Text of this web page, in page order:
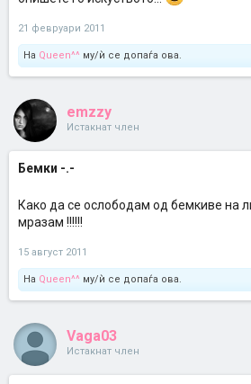
21 февруари 2011
На Queen^^ му/ѝ се допаѓа ова.
emzzy
Истакнат член
Бемки -.-
Како да се ослободам од бемкиве на
мразам !!!!!!
15 август 2011
На Queen^^ му/ѝ се допаѓа ова.
Vaga03
Истакнат член